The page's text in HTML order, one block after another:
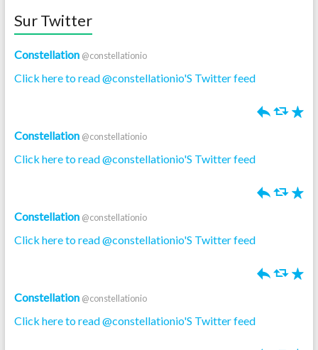
Sur Twitter
Constellation @constellationio
Click here to read @constellationio'S Twitter feed
h J R
Constellation @constellationio
Click here to read @constellationio'S Twitter feed
h J R
Constellation @constellationio
Click here to read @constellationio'S Twitter feed
h J R
Constellation @constellationio
Click here to read @constellationio'S Twitter feed